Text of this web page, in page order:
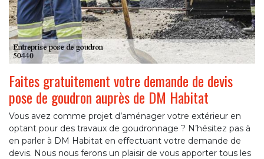
Faites gratuitement votre demande de devis
pose de goudron auprès de DM Habitat
Vous avez comme projet d’aménager votre extérieur en
optant pour des travaux de goudronnage ? N’hésitez pas à
en parler à DM Habitat en effectuant votre demande de
devis. Nous nous ferons un plaisir de vous apporter tous les